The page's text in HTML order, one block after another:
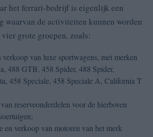
het ferrari-bedrijf is eigenlijk een
waarvan de activiteiten kunnen worden
grote groepen, zoals:
verkoop van luxe sportwagens, met merken
488 GTB, 458 Spider, 488 Spider,
458 Speciale, 458 Speciale A, California T
reserveonderdelen voor de hierboven
en verkoop van motoren van het merk